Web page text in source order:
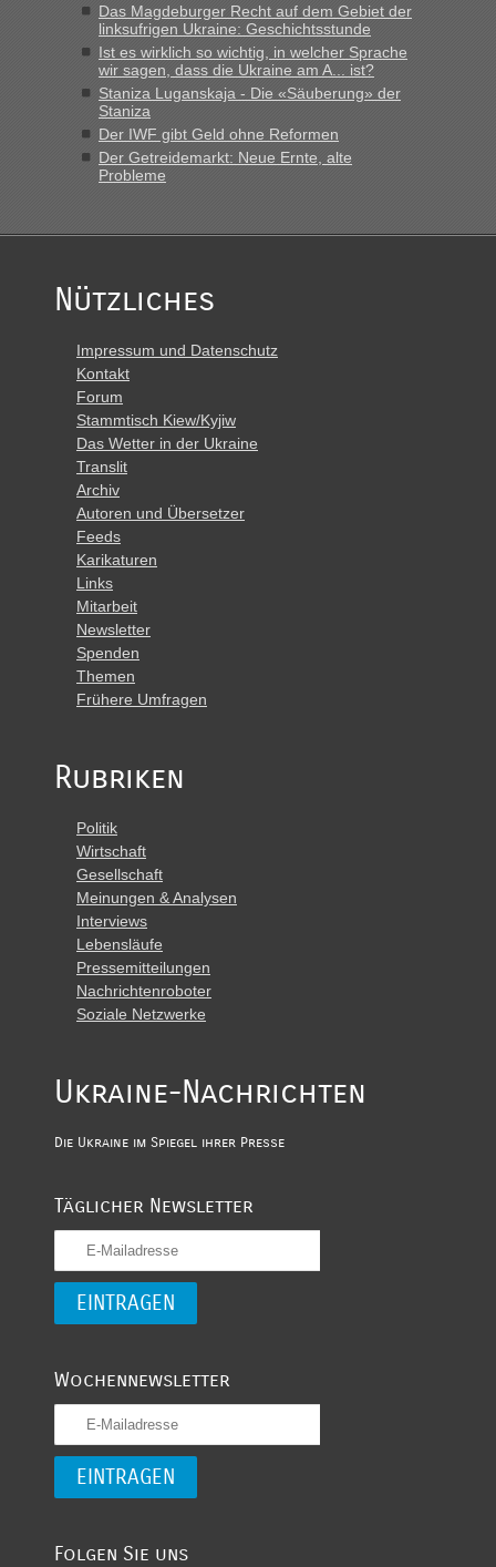
Das Magdeburger Recht auf dem Gebiet der
linksufrigen Ukraine: Geschichtsstunde
Ist es wirklich so wichtig, in welcher Sprache
wir sagen, dass die Ukraine am A... ist?
Staniza Luganskaja - Die «Säuberung» der
Staniza
Der IWF gibt Geld ohne Reformen
Der Getreidemarkt: Neue Ernte, alte
Probleme
Nützliches
Impressum und Datenschutz
Kontakt
Forum
Stammtisch Kiew/Kyjiw
Das Wetter in der Ukraine
Translit
Archiv
Autoren und Übersetzer
Feeds
Karikaturen
Links
Mitarbeit
Newsletter
Spenden
Themen
Frühere Umfragen
Rubriken
Politik
Wirtschaft
Gesellschaft
Meinungen & Analysen
Interviews
Lebensläufe
Pressemitteilungen
Nachrichtenroboter
Soziale Netzwerke
Ukraine-Nachrichten
Die Ukraine im Spiegel ihrer Presse
Täglicher Newsletter
Wochennewsletter
Folgen Sie uns